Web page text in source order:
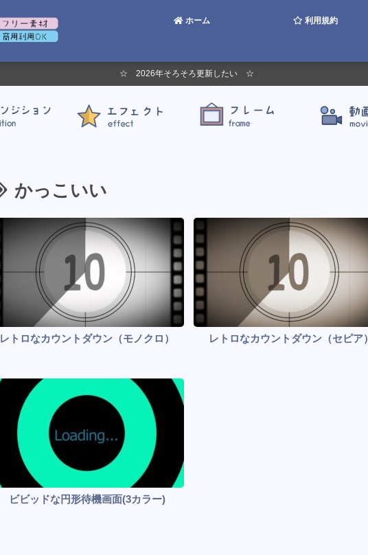
ホーム 利用規約
☆ 2026年そろそろ更新したい ☆
かっこいい
レトロなカウントダウン（モノクロ） レトロなカウントダウン（セピア）
ビビッドな円形待機画面(3カラー)